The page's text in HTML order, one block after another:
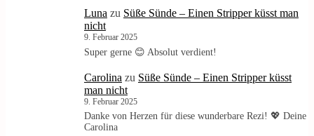
Luna zu Süße Sünde – Einen Stripper küsst man
nicht
9. Februar 2025
Super gerne 😊 Absolut verdient!
Carolina zu Süße Sünde – Einen Stripper küsst
man nicht
9. Februar 2025
Danke von Herzen für diese wunderbare Rezi! 💖 Deine
Carolina